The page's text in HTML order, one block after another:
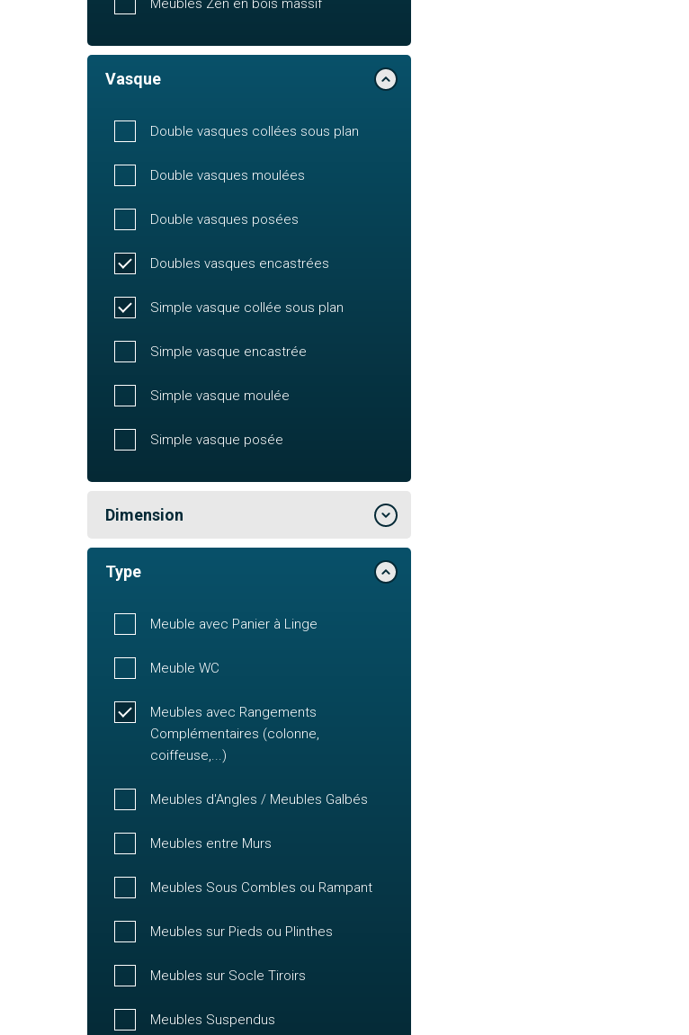
Meubles Zen en bois massif
Vasque
Double vasques collées sous plan
Double vasques moulées
Double vasques posées
Doubles vasques encastrées
Simple vasque collée sous plan
Simple vasque encastrée
Simple vasque moulée
Simple vasque posée
Dimension
Type
Meuble avec Panier à Linge
Meuble WC
Meubles avec Rangements
Complémentaires (colonne,
coiffeuse,...)
Meubles d'Angles / Meubles Galbés
Meubles entre Murs
Meubles Sous Combles ou Rampant
Meubles sur Pieds ou Plinthes
Meubles sur Socle Tiroirs
Meubles Suspendus